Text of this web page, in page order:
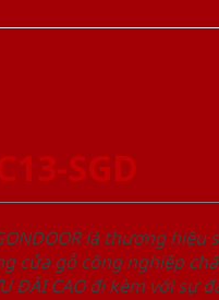
SGD
là thương
cửa gỗ công nghiệp
ĐÃI CAO đi kèm với sự